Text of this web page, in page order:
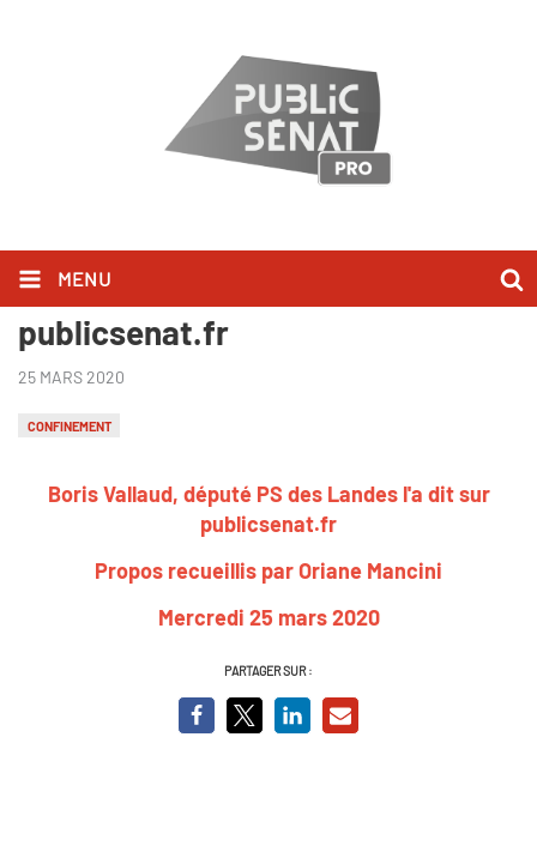
MENU
Boris Vallaud l'a dit sur
publicsenat.fr
25 MARS 2020
CONFINEMENT
Boris Vallaud, député PS des Landes l'a dit sur
publicsenat.fr
Propos recueillis par Oriane Mancini
Mercredi 25 mars 2020
PARTAGER SUR :